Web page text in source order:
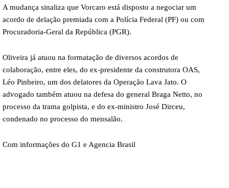
A mudança sinaliza que Vorcaro está disposto a negociar um
acordo de delação premiada com a Polícia Federal (PF) ou com
Procuradoria-Geral da República (PGR).
Oliveira já atuou na formatação de diversos acordos de
colaboração, entre eles, do ex-presidente da construtora OAS,
Léo Pinheiro, um dos delatores da Operação Lava Jato. O
advogado também atuou na defesa do general Braga Netto, no
processo da trama golpista, e do ex-ministro José Dirceu,
condenado no processo do mensalão.
Com informações do G1 e Agencia Brasil